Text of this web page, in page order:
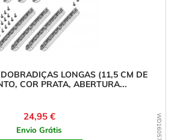
LONGAS (11,5 CM DE
COR PRATA, ABERTURA...
Preço
24,95 €
Envio Grátis